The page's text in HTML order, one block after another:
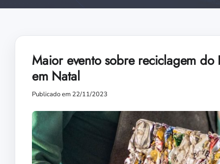
Maior evento sobre reciclagem do
em Natal
Publicado em 22/11/2023